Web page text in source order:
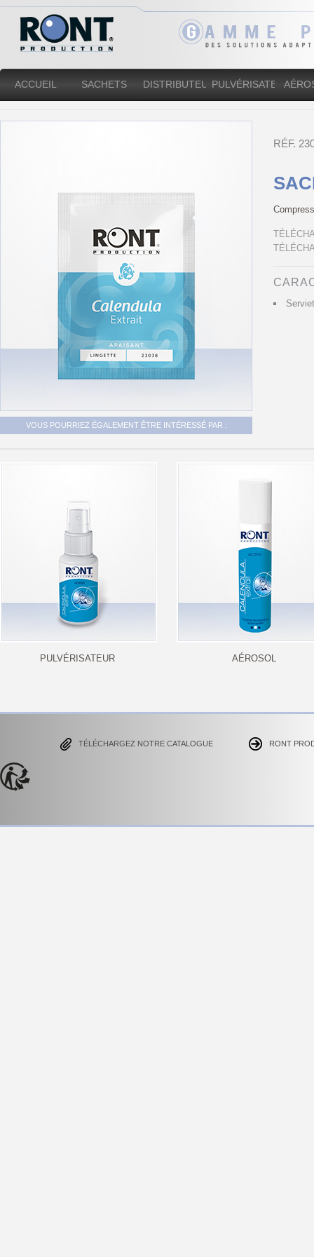
ACCUEIL SACHETS DISTRIBUTEURSPULVÉRISATEURS
VOUS POURRIEZ ÉGALEMENT ÊTRE INTÉRESSÉ PAR :
RÉF.
PULVÉRISATEUR AÉROSOL
TÉLÉCHARGEZ NOTRE CATALOGUE RONT